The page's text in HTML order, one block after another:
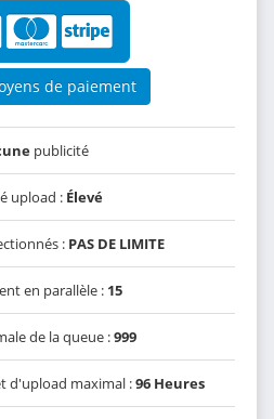
de paiement
publicité
upload : Élevé
: PAS DE LIMITE
en parallèle : 15
de la queue :999
d'upload maximal :96 Heures